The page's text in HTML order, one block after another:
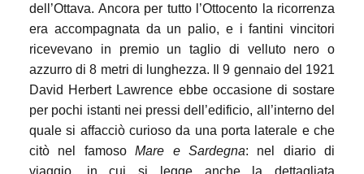
dell’Ottava. Ancora per tutto l’Ottocento la ricorrenza
era accompagnata da un palio, e i fantini vincitori
ricevevano in premio un taglio di velluto nero o
azzurro di 8 metri di lunghezza. Il 9 gennaio del 1921
David Herbert Lawrence ebbe occasione di sostare
per pochi istanti nei pressi dell’edificio, all’interno del
quale si affacciò curioso da una porta laterale e che
citò nel famosoMare e Sardegna: nel diario di
viaggio, in cui si legge anche la dettagliata